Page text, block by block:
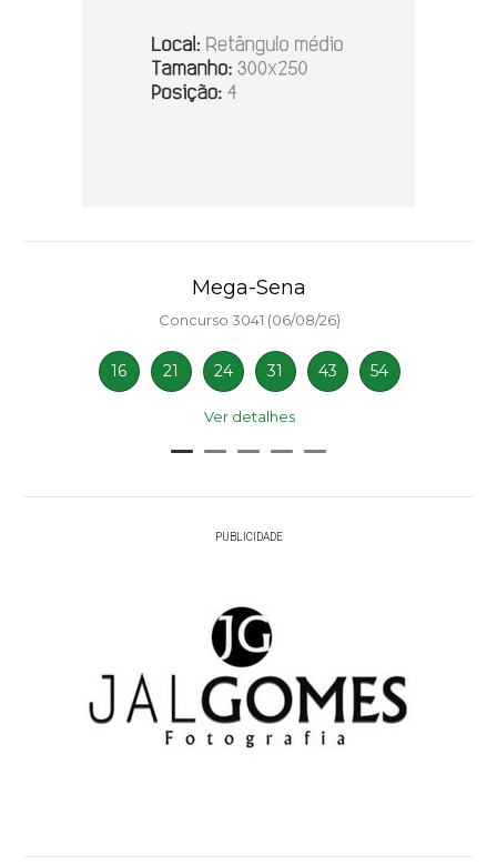
Mega-Sena
Concurso 3041 (06/08/26)
16 21 24 31 43 54
Ver detalhes
PUBLICIDADE